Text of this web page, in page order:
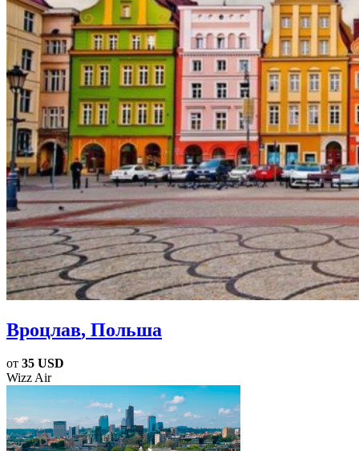
Вроцлав, Польша
от 35 USD
Wizz Air